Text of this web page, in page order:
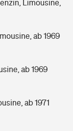
Limousine,
ab 1969
ab 1969
ab 1971